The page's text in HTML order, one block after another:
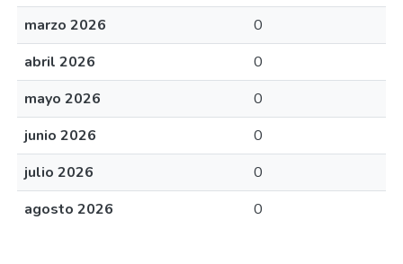
marzo 2026
0
abril 2026
0
mayo 2026
0
junio 2026
0
julio 2026
0
agosto 2026
0